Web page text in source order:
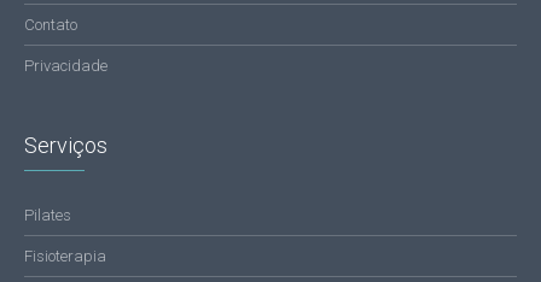
Contato
Privacidade
Serviços
Pilates
Fisioterapia